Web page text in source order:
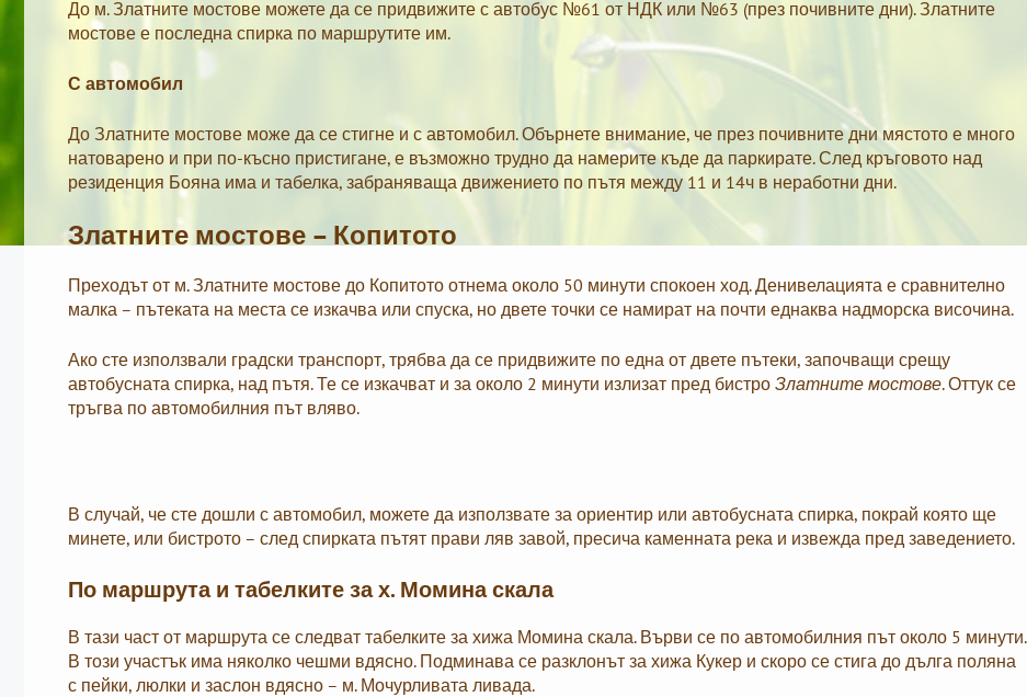
До м. Златните мостове можете да се придвижите с автобус №61 от НДК или №63 (през почивните дни). Златните
мостове е последна спирка по маршрутите им.
С автомобил
До Златните мостове може да се стигне и с автомобил. Обърнете внимание, че през почивните дни мястото е много
натоварено и при по-късно пристигане, е възможно трудно да намерите къде да паркирате. След кръговото над
резиденция Бояна има и табелка, забраняваща движението по пътя между 11 и 14ч в неработни дни.
Златните мостове – Копитото
Преходът от м. Златните мостове до Копитото отнема около 50 минути спокоен ход. Денивелацията е сравнително
малка – пътеката на места се изкачва или спуска, но двете точки се намират на почти еднаква надморска височина.
Ако сте използвали градски транспорт, трябва да се придвижите по една от двете пътеки, започващи срещу
автобусната спирка, над пътя. Те се изкачват и за около 2 минути излизат пред бистро Златните мостове. Оттук се
тръгва по автомобилния път вляво.
В случай, че сте дошли с автомобил, можете да използвате за ориентир или автобусната спирка, покрай която ще
минете, или бистрото – след спирката пътят прави ляв завой, пресича каменната река и извежда пред заведението.
По маршрута и табелките за х. Момина скала
В тази част от маршрута се следват табелките за хижа Момина скала. Върви се по автомобилния път около 5 минути.
В този участък има няколко чешми вдясно. Подминава се разклонът за хижа Кукер и скоро се стига до дълга поляна
с пейки, люлки и заслон вдясно – м. Мочурливата ливада.